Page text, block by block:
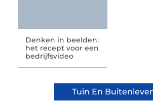
Denken in beelden:
het recept voor een
bedrijfsvideo
Tuin En